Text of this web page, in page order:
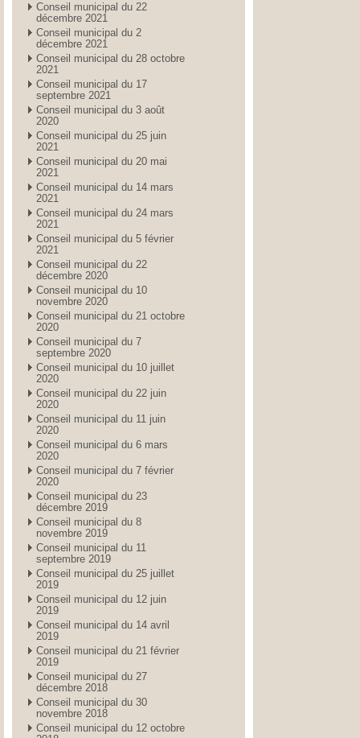
Conseil municipal du 22
décembre 2021
Conseil municipal du 2
décembre 2021
Conseil municipal du 28 octobre
2021
Conseil municipal du 17
septembre 2021
Conseil municipal du 3 août
2020
Conseil municipal du 25 juin
2021
Conseil municipal du 20 mai
2021
Conseil municipal du 14 mars
2021
Conseil municipal du 24 mars
2021
Conseil municipal du 5 février
2021
Conseil municipal du 22
décembre 2020
Conseil municipal du 10
novembre 2020
Conseil municipal du 21 octobre
2020
Conseil municipal du 7
septembre 2020
Conseil municipal du 10 juillet
2020
Conseil municipal du 22 juin
2020
Conseil municipal du 11 juin
2020
Conseil municipal du 6 mars
2020
Conseil municipal du 7 février
2020
Conseil municipal du 23
décembre 2019
Conseil municipal du 8
novembre 2019
Conseil municipal du 11
septembre 2019
Conseil municipal du 25 juillet
2019
Conseil municipal du 12 juin
2019
Conseil municipal du 14 avril
2019
Conseil municipal du 21 février
2019
Conseil municipal du 27
décembre 2018
Conseil municipal du 30
novembre 2018
Conseil municipal du 12 octobre